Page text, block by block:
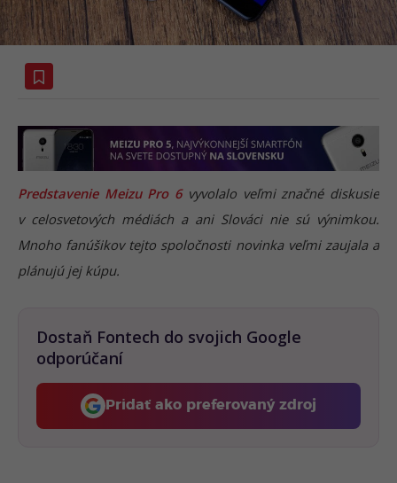
Predstavenie Meizu Pro 6vyvolalo veľmi značné diskusie
v celosvetových médiách a ani Slováci nie sú výnimkou.
Mnoho fanúšikov tejto spoločnosti novinka veľmi zaujala a
plánujú jej kúpu.
Dostaň Fontech do svojich Google
odporúčaní
Pridať ako preferovaný zdroj
Fontech, odkaz sa otvorí v